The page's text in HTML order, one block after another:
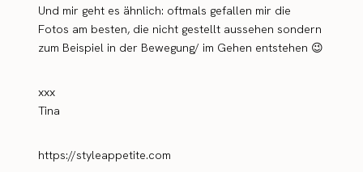
Und mir geht es ähnlich: oftmals gefallen mir die
Fotos am besten, die nicht gestellt aussehen sondern
zum Beispiel in der Bewegung/ im Gehen entstehen 😉
xxx
Tina
https://styleappetite.com